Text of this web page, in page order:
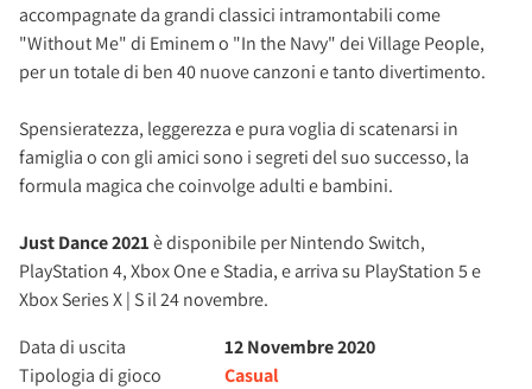
accompagnate da grandi classici intramontabili come
"Without Me" di Eminem o "In the Navy" dei Village People,
per un totale di ben 40 nuove canzoni e tanto divertimento.
Spensieratezza, leggerezza e pura voglia di scatenarsi in
famiglia o con gli amici sono i segreti del suo successo, la
formula magica che coinvolge adulti e bambini.
Just Dance 2021è disponibile per Nintendo Switch,
PlayStation 4, Xbox One e Stadia, e arriva su PlayStation 5 e
Xbox Series X | S il 24 novembre.
Data di uscita
12 Novembre 2020
Tipologia di gioco
Casual